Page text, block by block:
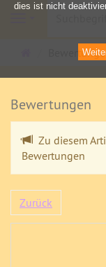
Bewertungen
Zu diesem
Bewertungen
Zurück
dies ist nicht